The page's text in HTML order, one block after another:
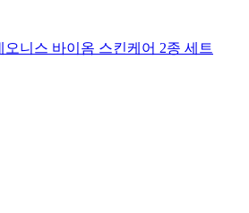
니스 바이옴 스킨케어 2종 세트